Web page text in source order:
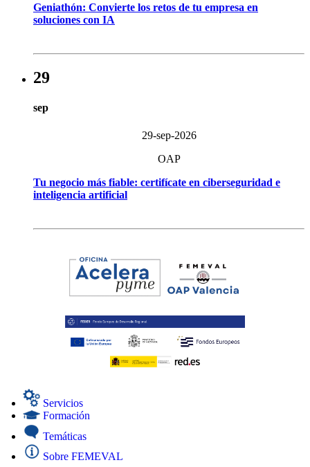
Geniathón: Convierte los retos de tu empresa en
soluciones con IA
29
sep
29-sep-2026
OAP
Tu negocio más fiable: certifícate en ciberseguridad e
inteligencia artificial
Servicios
Formación
Temáticas
Sobre FEMEVAL